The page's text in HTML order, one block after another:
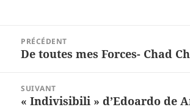
l’article
PRÉCÉDENT
Article
De toutes mes Forces- Chad
SUIVANT
Article
« Indivisibili » d’Edoardo de